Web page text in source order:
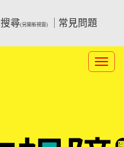
尋(另開新視窗)
常見問題